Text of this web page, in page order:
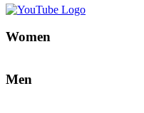
Women
Men